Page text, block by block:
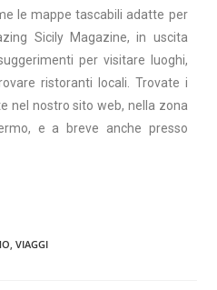
le mappe tascabili adatte per
Sicily Magazine, in uscita
per visitare luoghi,
ristoranti locali. Trovate i
nel nostro sito web, nella zona
e a breve anche presso
VIAGGI